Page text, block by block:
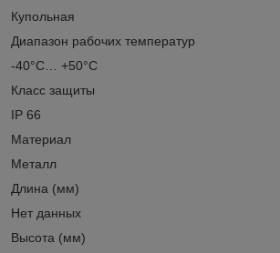
Купольная
Диапазон рабочих температур
-40°С… +50°С
Класс защиты
IP 66
Материал
Металл
Длина (мм)
Нет данных
Высота (мм)